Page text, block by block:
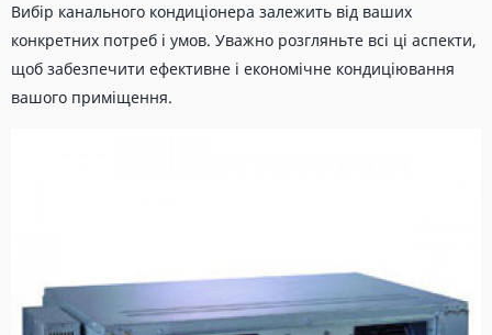
Вибір канального кондиціонера залежить від ваших
конкретних потреб і умов. Уважно розгляньте всі ці аспекти,
щоб забезпечити ефективне і економічне кондиціювання
вашого приміщення.